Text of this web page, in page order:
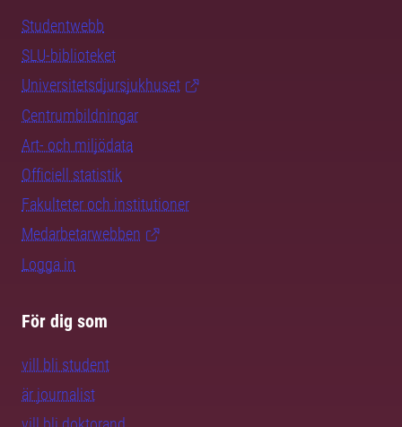
Studentwebb
SLU-biblioteket
Universitetsdjursjukhuset
Centrumbildningar
Art- och miljödata
Officiell statistik
Fakulteter och institutioner
Medarbetarwebben
Logga in
För dig som
vill bli student
är journalist